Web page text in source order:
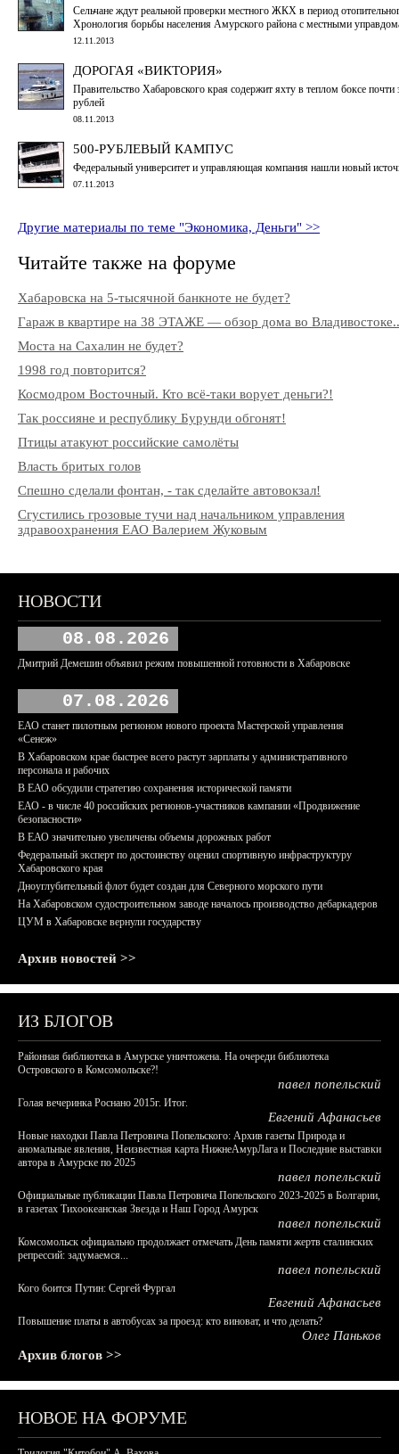
Сельчане ждут реальной проверки местного ЖКХ в период
Хронология борьбы населения Амурского района с местными
12.11.2013
ДОРОГАЯ «ВИКТОРИЯ»
Правительство Хабаровского края содержит яхту в теплом боксе почти
рублей
08.11.2013
500-РУБЛЕВЫЙ КАМПУС
Федеральный университет и управляющая компания нашли новый
07.11.2013
Другие материалы по теме "Экономика, Деньги" >>
Читайте также на форуме
Хабаровска на 5-тысячной банкноте не будет?
Гараж в квартире на 38 ЭТАЖЕ — обзор дома во
Моста на Сахалин не будет?
1998 год повторится?
Космодром Восточный. Кто всё-таки ворует деньги?!
Так россияне и республику Бурунди обгонят!
Птицы атакуют российские самолёты
Власть бритых голов
Спешно сделали фонтан, - так сделайте автовокзал!
Сгустились грозовые тучи над начальником управления
здравоохранения ЕАО Валерием Жуковым
НОВОСТИ
08.08.2026
Дмитрий Демешин объявил режим повышенной готовности в Хабаровске
07.08.2026
ЕАО станет пилотным регионом нового проекта Мастерской управления
«Сенеж»
В Хабаровском крае быстрее всего растут зарплаты у административного
персонала и рабочих
В ЕАО обсудили стратегию сохранения исторической памяти
ЕАО - в числе 40 российских регионов-участников кампании «Продвижение
безопасности»
В ЕАО значительно увеличены объемы дорожных работ
Федеральный эксперт по достоинству оценил спортивную инфраструктуру
Хабаровского края
Дноуглубительный флот будет создан для Северного морского пути
На Хабаровском судостроительном заводе началось производство дебаркадеров
ЦУМ в Хабаровске вернули государству
Архив новостей >>
ИЗ БЛОГОВ
Районная библиотека в Амурске уничтожена. На очереди библиотека
Островского в Комсомольске?!
павел попельский
Голая вечеринка Роснано 2015г. Итог.
Евгений Афанасьев
Новые находки Павла Петровича Попельского: Архив газеты Природа и
аномальные явления, Неизвестная карта НижнеАмурЛага и Последние выставки
автора в Амурске по 2025
павел попельский
Официальные публикации Павла Петровича Попельского 2023-2025 в Болгарии,
в газетах Тихоокеанская Звезда и Наш Город Амурск
павел попельский
Комсомольск официально продолжает отмечать День памяти жертв сталинских
репрессий: задумаемся...
павел попельский
Кого боится Путин: Сергей Фургал
Евгений Афанасьев
Повышение платы в автобусах за проезд: кто виноват, и что делать?
Олег Паньков
Архив блогов >>
НОВОЕ НА ФОРУМЕ